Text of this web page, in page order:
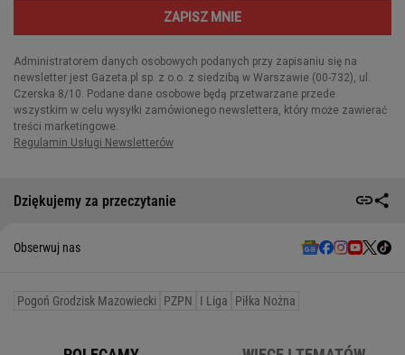
Dziękujemy za przeczytanie
Obserwuj nas
Pogoń Grodzisk Mazowiecki PZPN I Liga Piłka Nożna